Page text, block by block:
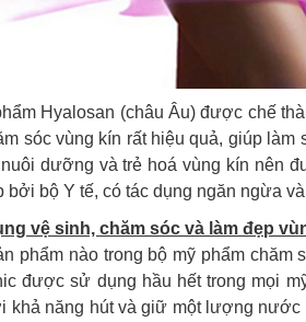
Hyalosan (châu Âu) được chế
sóc vùng kín rất hiệu quả, giúp
nuôi dưỡng và trẻ hoá vùng kín nên
bởi bộ Y tế, có tác dụng ngăn ngừa
vệ sinh, chăm sóc và làm đẹp
phẩm nào trong bộ mỹ phẩm
được sử dụng hầu hết trong mọi
khả năng hút và giữ một lượng nước